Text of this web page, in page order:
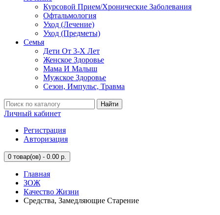
Курсовой Прием/Хронические Заболевания
Офтальмология
Уход (Лечение)
Уход (Предметы)
Семья
Дети От 3-Х Лет
Женское Здоровье
Мама И Малыш
Мужское Здоровье
Сезон, Импульс, Травма
Найти
Личный кабинет
Регистрация
Авторизация
0 товар(ов) - 0.00 р.
Главная
ЗОЖ
Качество Жизни
Средства, Замедляющие Старение